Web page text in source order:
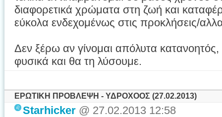
διαφορετικά χρώματα στη ζωή και
εύκολα ενδεχομένως στις προκλήσεις/
Δεν ξέρω αν γίνομαι απόλυτα
φυσικά και θα τη λύσουμε.
ΕΡΩΤΙΚΗ ΠΡΟΒΛΕΨΗ - ΥΔΡΟΧΟΟΣ (27.02.2013)
Starhicker @ 27.02.2013 12:58